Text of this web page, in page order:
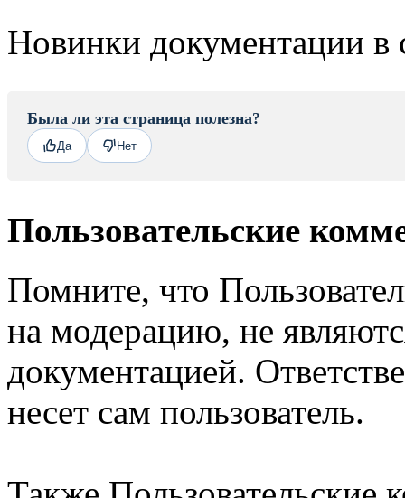
Новинки документации в
Была ли эта страница полезна?
Да Нет
Пользовательские
Помните, что
на модерацию, не
документацией.
несет сам пользователь.